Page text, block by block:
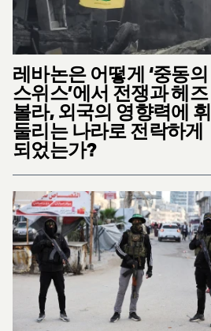
레바논은 어떻게 ‘중동의
스위스’에서 전쟁과 헤즈
볼라, 외국의 영향력에 휘
둘리는 나라로 전락하게
되었는가?